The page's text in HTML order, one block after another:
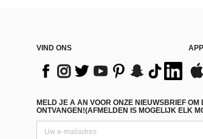
VIND ONS APP
MELD JE A AN VOOR ONZE NIEUWSBRIEF
ONTVANGEN!(AFMELDEN IS MOGELIJK ELK